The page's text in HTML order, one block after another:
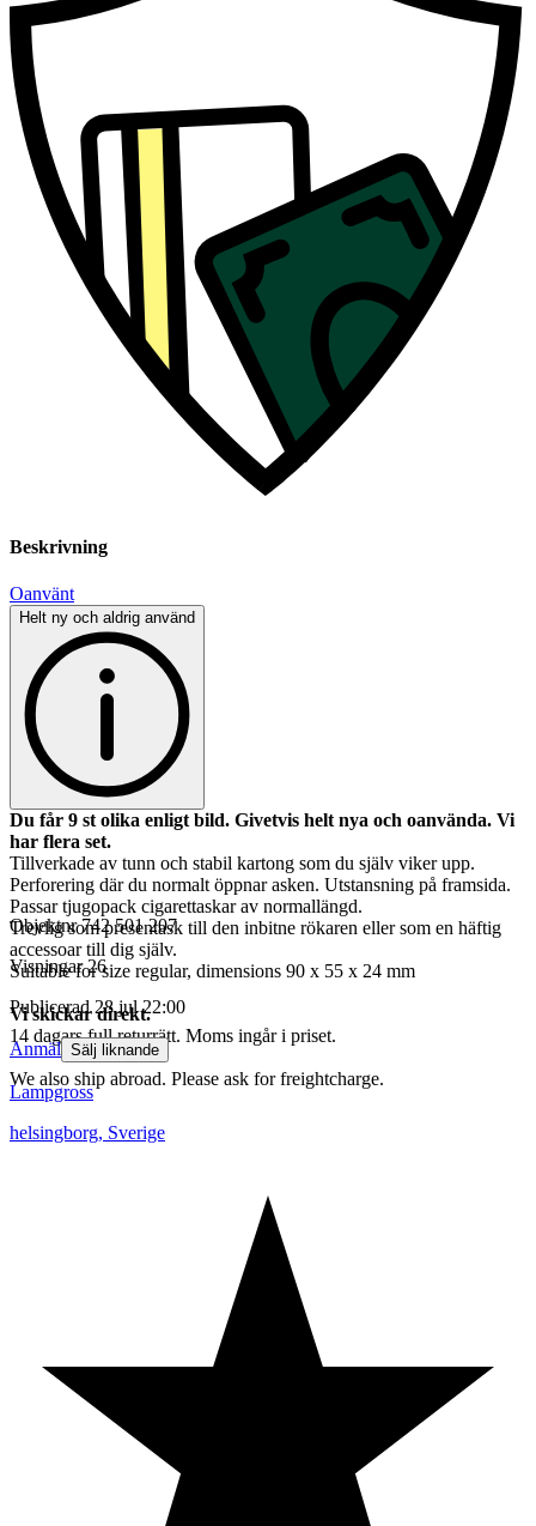
Beskrivning
Oanvänt
Helt ny och aldrig använd
Du får 9 st olika enligt bild. Givetvis helt nya och oanvända. Vi
har flera set.
Tillverkade av tunn och stabil kartong som du själv viker upp.
Perforering där du normalt öppnar asken. Utstansning på framsida.
Passar tjugopack cigarettaskar av normallängd.
Trevlig som presentask till den inbitne rökaren eller som en häftig
accessoar till dig själv.
Suitable for size regular, dimensions 90 x 55 x 24 mm
Vi skickar direkt.
14 dagars full returrätt. Moms ingår i priset.
We also ship abroad. Please ask for freightcharge.
Objektnr 742 501 207
Visningar 26
Publicerad 28 jul 22:00
Anmäl Sälj liknande
Lampgross
helsingborg, Sverige